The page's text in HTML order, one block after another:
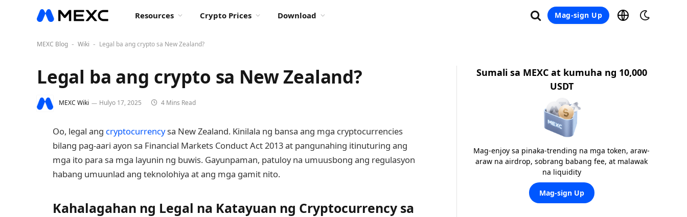
Resources Crypto Prices Download Mag-sign Up
MEXC Blog - Wiki - Legal ba ang crypto sa New Zealand?
Legal ba ang crypto sa New Zealand?
MEXC Wiki Hulyo 17, 2025 4 Mins Read
Oo, legal ang cryptocurrencysa New Zealand. Kinilala ng bansa ang mga cryptocurrencies
bilang pag-aari ayon sa Financial Markets Conduct Act 2013 at pangunahing itinuturing ang
mga ito para sa mga layunin ng buwis. Gayunpaman, patuloy na umuusbong ang regulasyon
habang umuunlad ang teknolohiya at ang mga gamit nito.
Kahalagahan ng Legal na Katayuan ng Cryptocurrency sa
Sumali sa MEXC at kumuha ng 10,000
USDT
Mag-enjoy sa pinaka-trending na mga token, araw-
araw na airdrop, sobrang babang fee, at malawak
na liquidity
Mag-sign Up